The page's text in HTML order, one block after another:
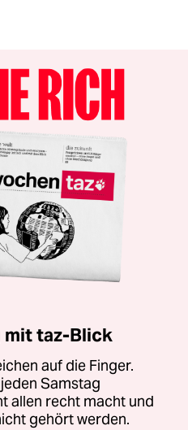
mit taz-Blick
auf die Finger.
Samstag
allen recht macht und
gehört werden.